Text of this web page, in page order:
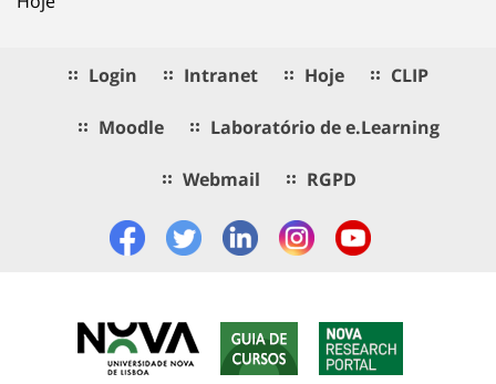
Login Intranet Hoje CLIP
Moodle Laboratório de e.Learning
Webmail RGPD